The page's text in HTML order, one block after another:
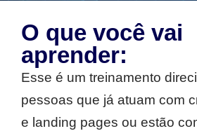
O que você vai
aprender:
Esse é um treinamento
pessoas que já atuam com
e landing pages ou estão